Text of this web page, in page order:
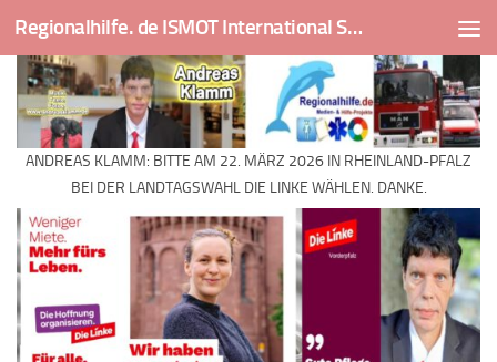
Skip to content Regionalhilfe. de ISMOT International Social And Medical Outreach Team
ANDREAS KLAMM: BITTE AM 22. MÄRZ 2026 IN RHEINLAND-PFALZ
BEI DER LANDTAGSWAHL DIE LINKE WÄHLEN. DANKE.